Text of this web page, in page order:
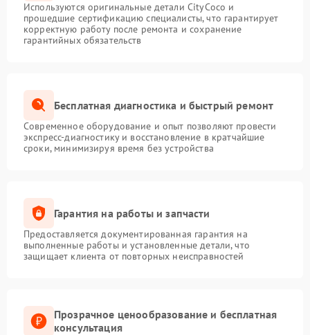
Используются оригинальные детали CityCoco и
прошедшие сертификацию специалисты, что гарантирует
корректную работу после ремонта и сохранение
гарантийных обязательств
Бесплатная диагностика и быстрый ремонт
Современное оборудование и опыт позволяют провести
экспресс-диагностику и восстановление в кратчайшие
сроки, минимизируя время без устройства
Гарантия на работы и запчасти
Предоставляется документированная гарантия на
выполненные работы и установленные детали, что
защищает клиента от повторных неисправностей
Прозрачное ценообразование и бесплатная
консультация